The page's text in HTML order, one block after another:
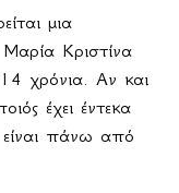
μια
Κριστίνα
χρόνια. Αν και
έχει έντεκα
είναι πάνω από